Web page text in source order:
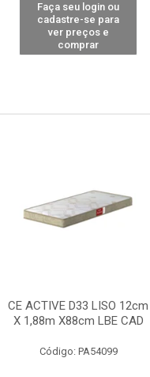
Faça seu login ou
cadastre-se para
ver preços e
comprar
CE ACTIVE D33 LISO 12cm
X 1,88m X88cm LBE CAD
Código: PA54099